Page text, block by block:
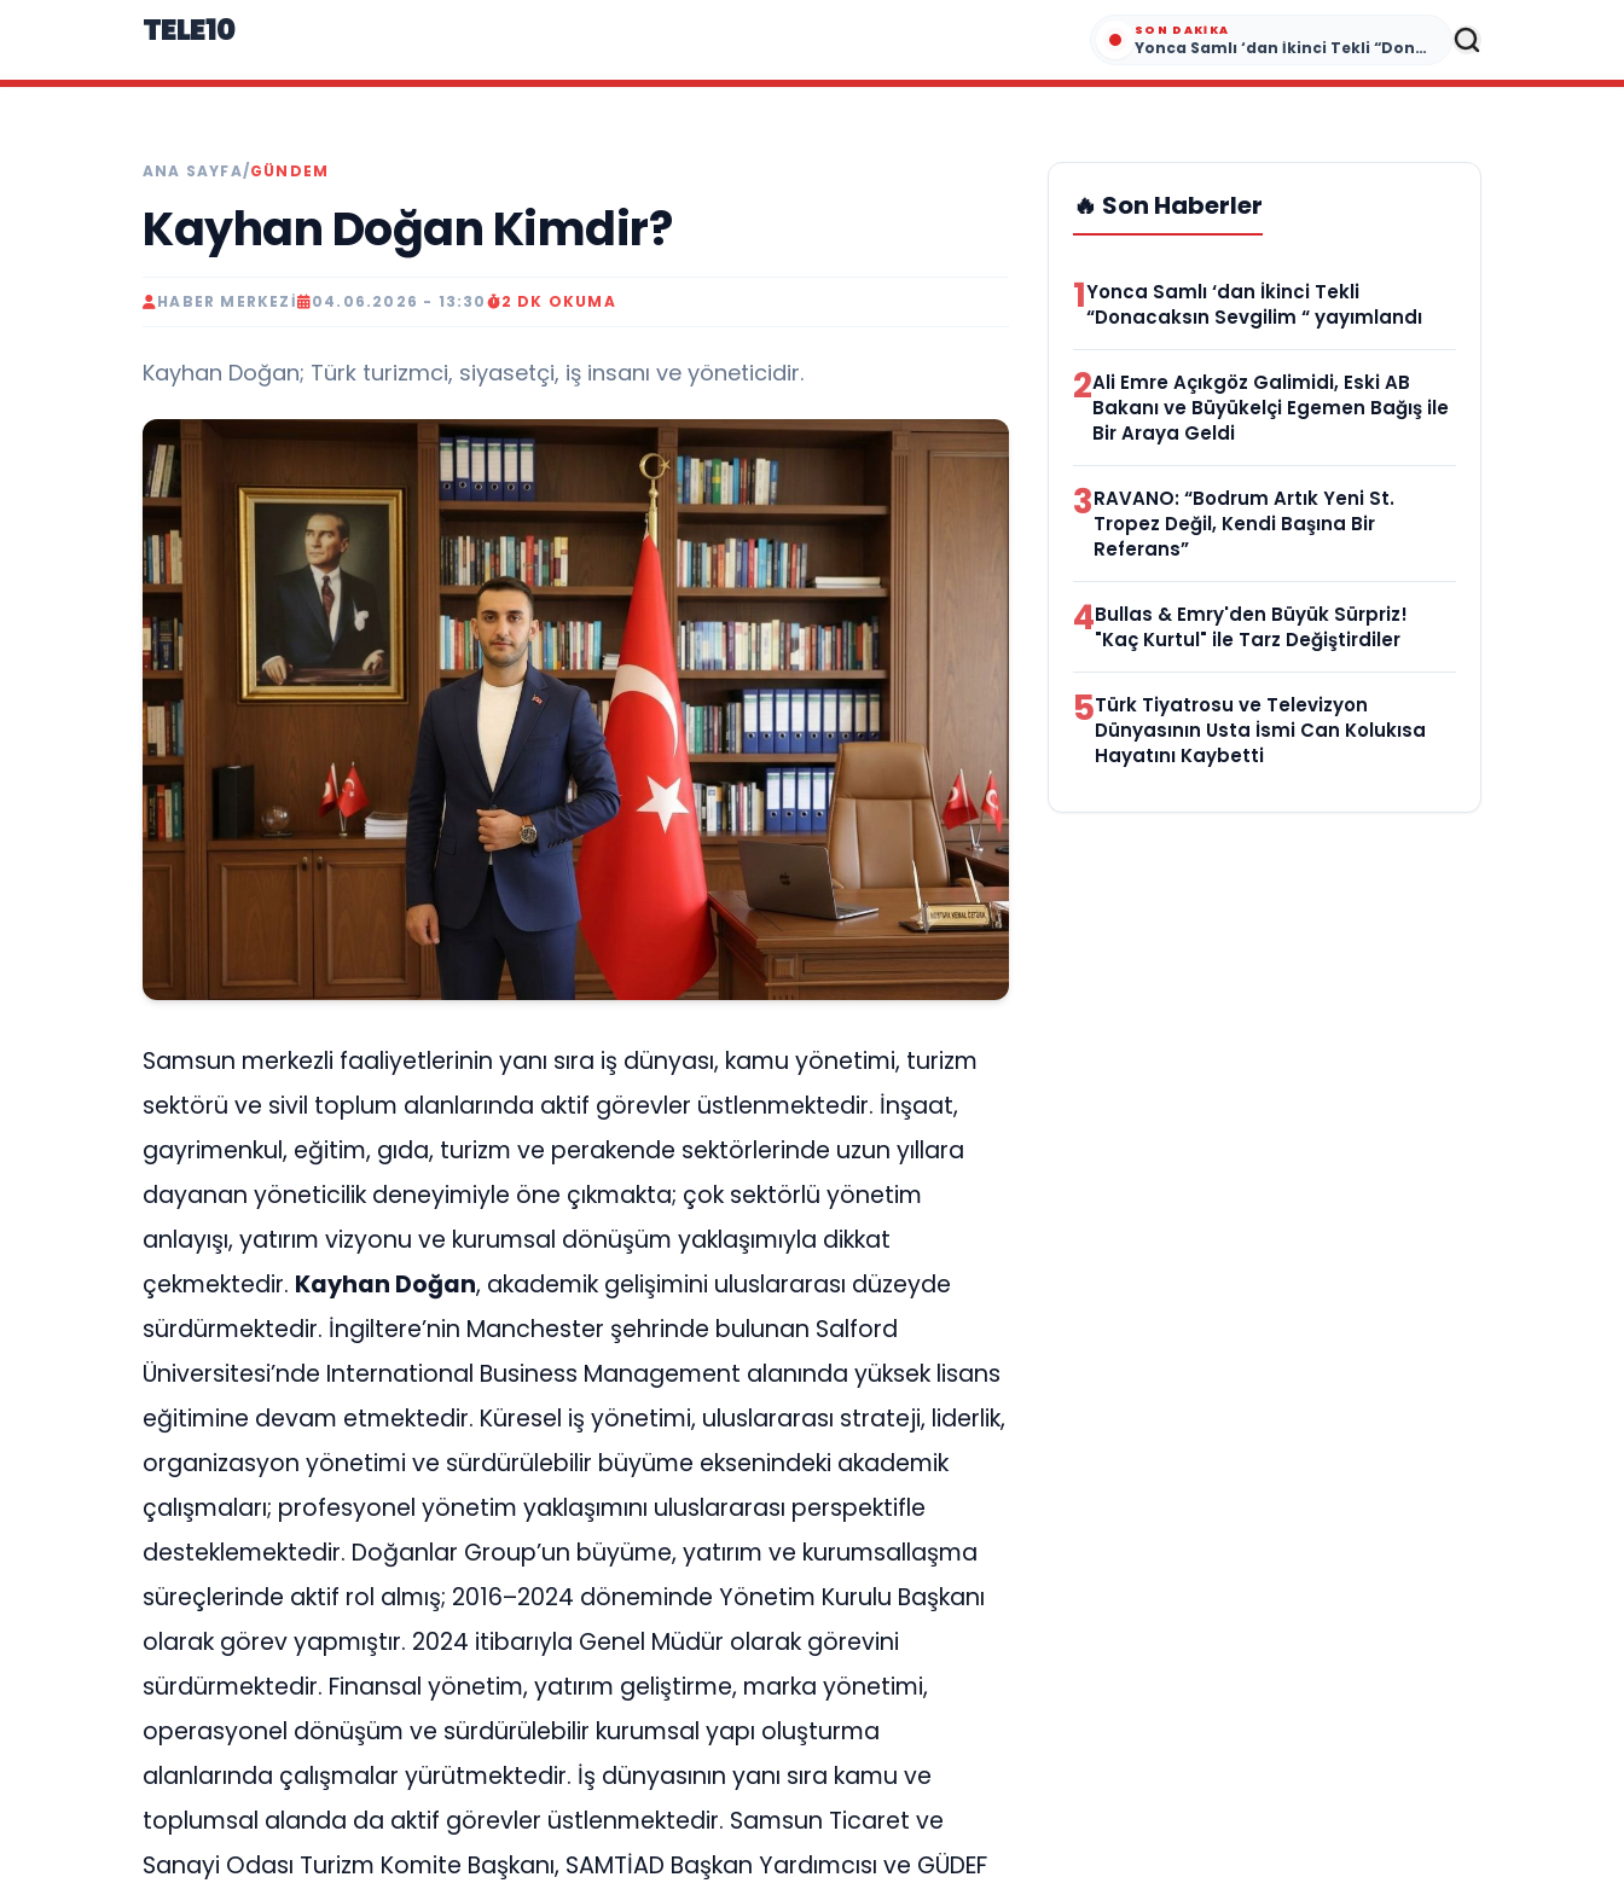
TELE10 SON DAKIKA
Yonca Samlı ‘dan İkinci Tekli “Donacaksın Sevgilim “ yayımlandı
ANA SAYFA/GÜNDEM
Kayhan Doğan Kimdir?
HABER MERKEZI 04.06.2026 - 13:30 2 DK OKUMA
Kayhan Doğan; Türk turizmci, siyasetçi, iş insanı ve yöneticidir.
Samsun merkezli faaliyetlerinin yanı sıra iş dünyası, kamu yönetimi, turizm
sektörü ve sivil toplum alanlarında aktif görevler üstlenmektedir. İnşaat,
gayrimenkul, eğitim, gıda, turizm ve perakende sektörlerinde uzun yıllara
dayanan yöneticilik deneyimiyle öne çıkmakta; çok sektörlü yönetim
anlayışı, yatırım vizyonu ve kurumsal dönüşüm yaklaşımıyla dikkat
çekmektedir. Kayhan Doğan, akademik gelişimini uluslararası düzeyde
sürdürmektedir. İngiltere’nin Manchester şehrinde bulunan Salford
Üniversitesi’nde International Business Management alanında yüksek lisans
eğitimine devam etmektedir. Küresel iş yönetimi, uluslararası strateji, liderlik,
organizasyon yönetimi ve sürdürülebilir büyüme eksenindeki akademik
çalışmaları; profesyonel yönetim yaklaşımını uluslararası perspektifle
desteklemektedir. Doğanlar Group’un büyüme, yatırım ve kurumsallaşma
süreçlerinde aktif rol almış; 2016–2024 döneminde Yönetim Kurulu Başkanı
olarak görev yapmıştır. 2024 itibarıyla Genel Müdür olarak görevini
sürdürmektedir. Finansal yönetim, yatırım geliştirme, marka yönetimi,
operasyonel dönüşüm ve sürdürülebilir kurumsal yapı oluşturma
alanlarında çalışmalar yürütmektedir. İş dünyasının yanı sıra kamu ve
toplumsal alanda da aktif görevler üstlenmektedir. Samsun Ticaret ve
Sanayi Odası Turizm Komite Başkanı, SAMTİAD Başkan Yardımcısı ve GÜDEF
🔥 Son Haberler
1Yonca Samlı ‘dan İkinci Tekli
“Donacaksın Sevgilim “ yayımlandı
2Ali Emre Açıkgöz Galimidi, Eski AB
Bakanı ve Büyükelçi Egemen Bağış ile
Bir Araya Geldi
3RAVANO: “Bodrum Artık Yeni St.
Tropez Değil, Kendi Başına Bir
Referans”
4Bullas & Emry'den Büyük Sürpriz!
"Kaç Kurtul" ile Tarz Değiştirdiler
5Türk Tiyatrosu ve Televizyon
Dünyasının Usta İsmi Can Kolukısa
Hayatını Kaybetti